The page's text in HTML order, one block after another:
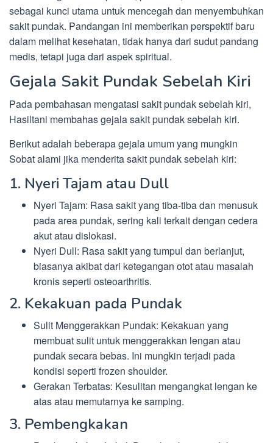
sebagai kunci utama untuk mencegah dan menyembuhkan
sakit pundak. Pandangan ini memberikan perspektif baru
dalam melihat kesehatan, tidak hanya dari sudut pandang
medis, tetapi juga dari aspek spiritual.
Gejala Sakit Pundak Sebelah Kiri
Pada pembahasan mengatasi sakit pundak sebelah kiri,
Hasiltani membahas gejala sakit pundak sebelah kiri.
Berikut adalah beberapa gejala umum yang mungkin
Sobat alami jika menderita sakit pundak sebelah kiri:
1. Nyeri Tajam atau Dull
Nyeri Tajam: Rasa sakit yang tiba-tiba dan menusuk
pada area pundak, sering kali terkait dengan cedera
akut atau dislokasi.
Nyeri Dull: Rasa sakit yang tumpul dan berlanjut,
biasanya akibat dari ketegangan otot atau masalah
kronis seperti osteoarthritis.
2. Kekakuan pada Pundak
Sulit Menggerakkan Pundak: Kekakuan yang
membuat sulit untuk menggerakkan lengan atau
pundak secara bebas. Ini mungkin terjadi pada
kondisi seperti frozen shoulder.
Gerakan Terbatas: Kesulitan mengangkat lengan ke
atas atau memutarnya ke samping.
3. Pembengkakan